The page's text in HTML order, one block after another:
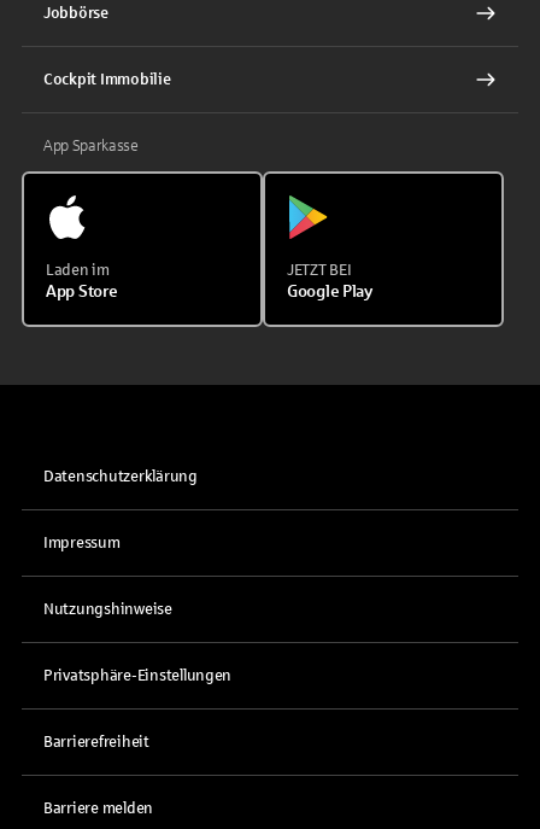
Jobbörse
Cockpit Immobilie
App Sparkasse
Laden im
App Store
JETZT BEI
Google Play
Datenschutzerklärung
Impressum
Nutzungshinweise
Privatsphäre-Einstellungen
Barrierefreiheit
Barriere melden